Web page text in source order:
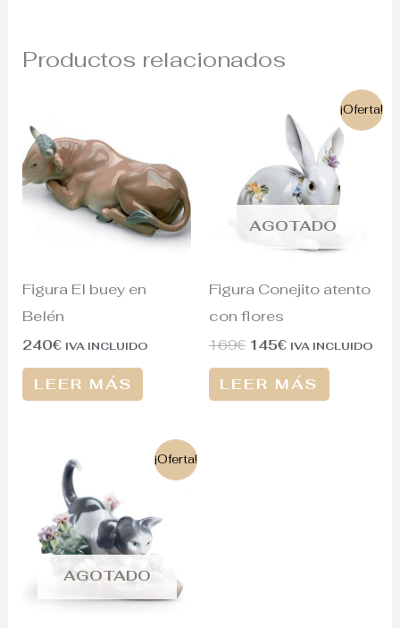
Productos relacionados
Figura El buey en
Belén
240€ IVA INCLUIDO
LEER MÁS
¡Oferta!
AGOTADO
Figura Conejito atento
con flores
169€
precio
original
169€.
145€
precio
actual
es:
145€.
IVA INCLUIDO
LEER MÁS
¡Oferta!
AGOTADO
precio
original
era:
390€.
es:
315€.